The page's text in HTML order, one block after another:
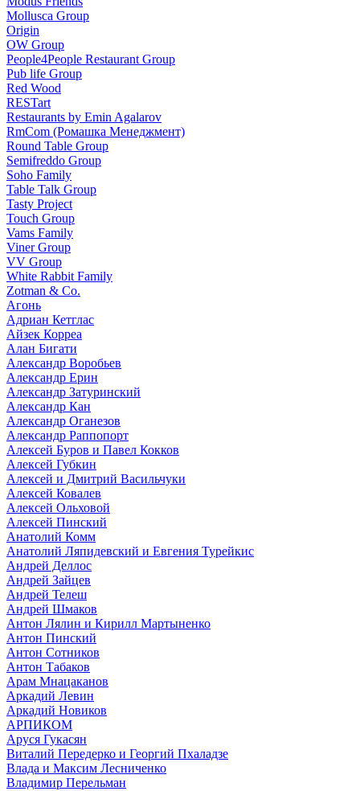
Mollusca Group
Origin
OW Group
People4People Restaurant Group
Pub life Group
Red Wood
RESTart
Restaurants by Emin Agalarov
RmCom (Ромашка Менеджмент)
Round Table Group
Semifreddo Group
Soho Family
Table Talk Group
Tasty Project
Touch Group
Vams Family
Viner Group
VV Group
White Rabbit Family
Zotman & Co.
Агонь
Адриан Кетглас
Айзек Корреа
Алан Бигати
Александр Воробьев
Александр Ерин
Александр Затуринский
Александр Кан
Александр Оганезов
Александр Раппопорт
Алексей Буров и Павел Кокков
Алексей Губкин
Алексей и Дмитрий Васильчуки
Алексей Ковалев
Алексей Ольховой
Алексей Пинский
Анатолий Комм
Анатолий Ляпидевский и Евгения Турейкис
Андрей Деллос
Андрей Зайцев
Андрей Телеш
Андрей Шмаков
Антон Лялин и Кирилл Мартыненко
Антон Пинский
Антон Сотников
Антон Табаков
Арам Мнацаканов
Аркадий Левин
Аркадий Новиков
АРПИКОМ
Аруся Гукасян
Виталий Передерко и Георгий Пхаладзе
Влада и Максим Лесниченко
Владимир Перельман